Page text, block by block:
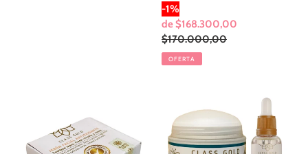
-1%
Precio
de
venta
de $168.300,00
Precio
habitual
$170.000,00
OFERTA
Gold
Corporal
Antiacné
Class